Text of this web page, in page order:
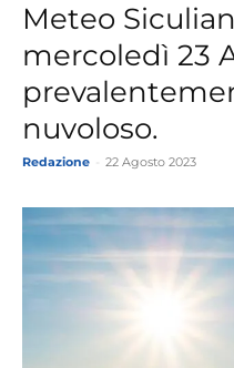
Meteo
mercoledì 23
nuvoloso.
Redazione 22 Agosto 2023